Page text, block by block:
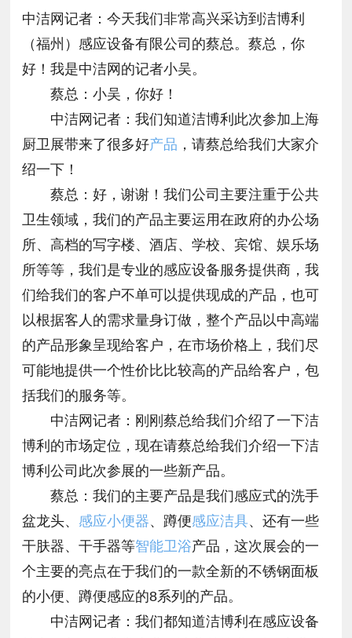
中洁网记者：今天我们非常高兴采访到洁博利
（福州）感应设备有限公司的蔡总。蔡总，你
好！我是中洁网的记者小吴。
蔡总：小吴，你好！
中洁网记者：我们知道洁博利此次参加上海
厨卫展带来了很多好产品 ，请蔡总给我们大家介
绍一下！
蔡总：好，谢谢！我们公司主要注重于公共
卫生领域，我们的产品主要运用在政府的办公场
所、高档的写字楼、酒店、学校、宾馆、娱乐场
所等等，我们是专业的感应设备服务提供商，我
们给我们的客户不单可以提供现成的产品，也可
以根据客人的需求量身订做，整个产品以中高端
的产品形象呈现给客户，在市场价格上，我们尽
可能地提供一个性价比比较高的产品给客户，包
括我们的服务等。
中洁网记者：刚刚蔡总给我们介绍了一下洁
博利的市场定位，现在请蔡总给我们介绍一下洁
博利公司此次参展的一些新产品。
蔡总：我们的主要产品是我们感应式的洗手
盆龙头、 感应小便器、蹲便感应洁具、还有一些
干肤器、干手器等智能卫浴产品，这次展会的一
个主要的亮点在于我们的一款全新的不锈钢面板
的小便、蹲便感应的8系列的产品。
中洁网记者：我们都知道洁博利在感应设备